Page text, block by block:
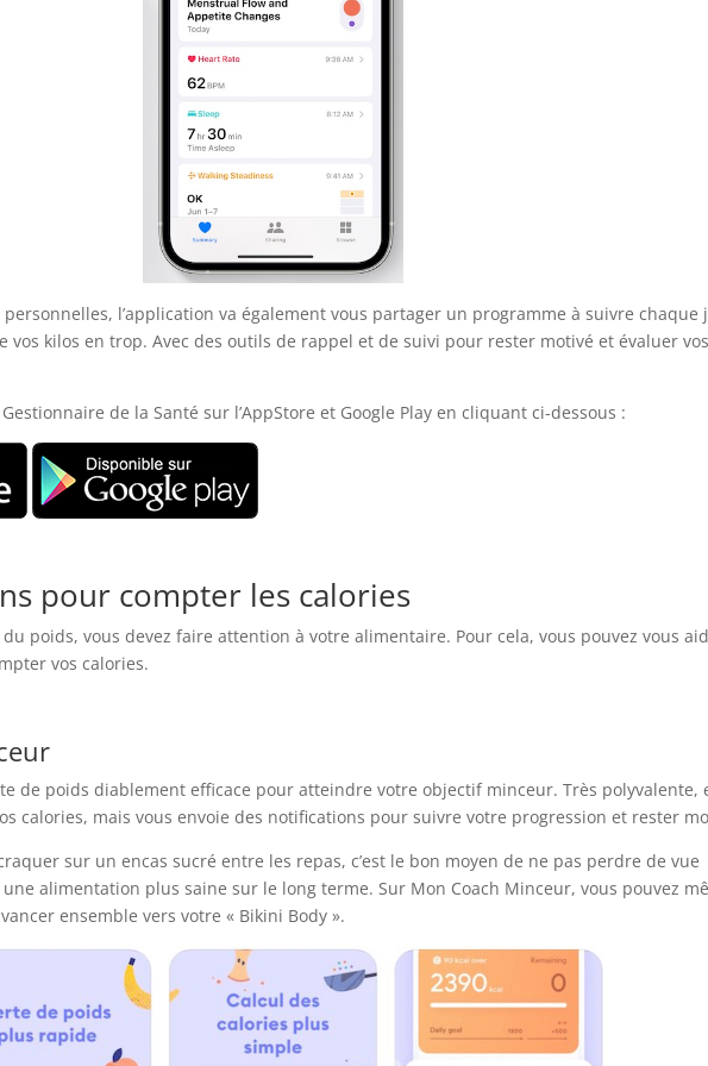
l’application va également vous partager un programme à suivre chaque
vos kilos en trop. Avec des outils de rappel et de suivi pour rester motivé et évaluer vos
de la Santé sur l’AppStore et Google Play en cliquant ci-dessous :
pour compter les calories
poids, vous devez faire attention à votre alimentaire. Pour cela, vous pouvez vous
vos calories.
de poids diablement efficace pour atteindre votre objectif minceur. Très polyvalente,
calories, mais vous envoie des notifications pour suivre votre progression et rester
sur un encas sucré entre les repas, c’est le bon moyen de ne pas perdre de vue
alimentation plus saine sur le long terme. Sur Mon Coach Minceur, vous pouvez
ensemble vers votre « Bikini Body ».